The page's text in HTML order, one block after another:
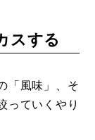
スする
「風味」、そ
っていくやり